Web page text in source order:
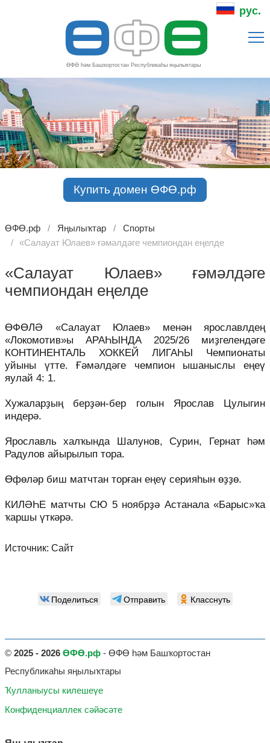
рус.
ӨФӨ
ӨФӨ һәм Башҡортостан Республикаһы яңылыҡтары
Купить домен ӨФӨ.рф
ӨФӨ.рф Яңылыҡтар
Спорты
«Салауат Юлаев» ғәмәлдәге чемпиондан еңелде
«Салауат Юлаев» ғәмәлдәге
чемпиондан еңелде
ӨФӨЛӘ «Салауат Юлаев» менән ярославлдең
«Локомотив»ы АРАҺЫНДА 2025/26 миҙгелендәге
КОНТИНЕНТАЛЬ ХОККЕЙ ЛИГАҺЫ Чемпионаты
уйыны үтте. Ғәмәлдәге чемпион ышаныслы еңеү
яулай 4: 1.
Хужаларҙың берҙән-бер голын Ярослав Цулыгин
индерә.
Ярославль халҡында Шалунов, Сурин, Гернат һәм
Радулов айырылып тора.
Өфөләр биш матчтан торған еңеү серияһын өҙҙө.
КИЛӘҺЕ матчты СЮ 5 ноябрҙә Астанала «Барыс»ҡа
ҡаршы үткәрә.
Источник: Сайт
Поделиться Отправить Класснуть
© 2025 - 2026 ӨФӨ.рф - ӨФӨ һәм Башҡортостан
Республикаһы яңылыҡтары
Ҡулланыусы килешеүе
Конфиденциаллек сәйәсәте